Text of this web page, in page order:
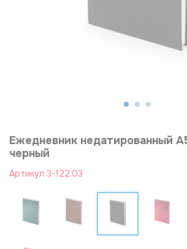
Ежедневник недатированный
черный
Артикул 3-122.03